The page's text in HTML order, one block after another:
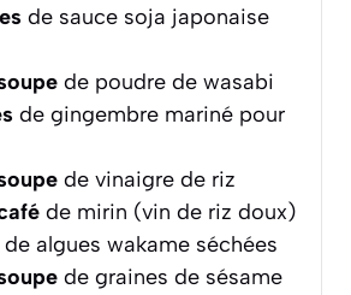
de sauce soja japonaise
de poudre de wasabi
de gingembre mariné pour
de vinaigre de riz
de mirin (vin de riz doux)
de algues wakame séchées
de graines de sésame